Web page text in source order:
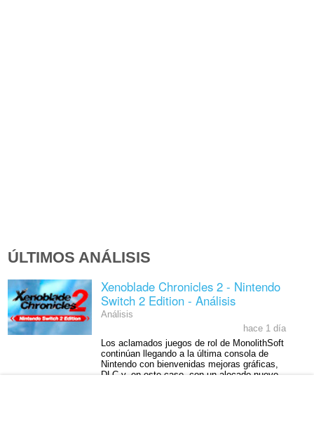
ÚLTIMOS ANÁLISIS
Xenoblade Chronicles 2 - Nintendo
Switch 2 Edition - Análisis
Análisis
hace 1 día
Los aclamados juegos de rol de MonolithSoft
continúan llegando a la última consola de
Nintendo con bienvenidas mejoras gráficas,
DLC y, en este caso, con un alocado nuevo